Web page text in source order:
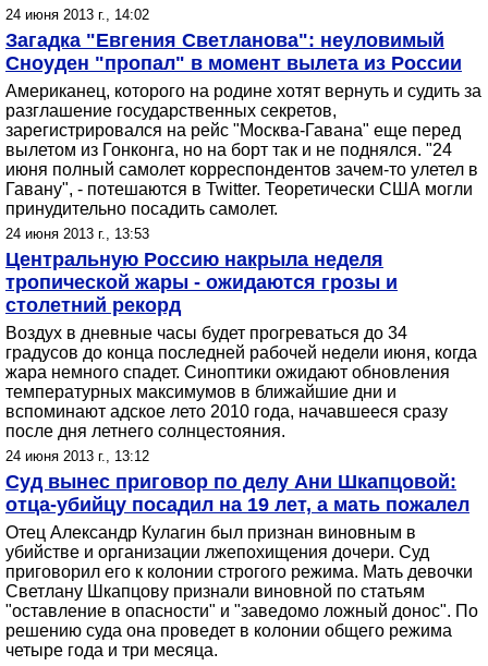
24 июня 2013 г., 14:02
Загадка "Евгения Светланова": неуловимый
Сноуден "пропал" в момент вылета из России
Американец, которого на родине хотят вернуть и судить за
разглашение государственных секретов,
зарегистрировался на рейс "Москва-Гавана" еще перед
вылетом из Гонконга, но на борт так и не поднялся. "24
июня полный самолет корреспондентов зачем-то улетел в
Гавану", - потешаются в Twitter. Теоретически США могли
принудительно посадить самолет.
24 июня 2013 г., 13:53
Центральную Россию накрыла неделя
тропической жары - ожидаются грозы и
столетний рекорд
Воздух в дневные часы будет прогреваться до 34
градусов до конца последней рабочей недели июня, когда
жара немного спадет. Синоптики ожидают обновления
температурных максимумов в ближайшие дни и
вспоминают адское лето 2010 года, начавшееся сразу
после дня летнего солнцестояния.
24 июня 2013 г., 13:12
Суд вынес приговор по делу Ани Шкапцовой:
отца-убийцу посадил на 19 лет, а мать пожалел
Отец Александр Кулагин был признан виновным в
убийстве и организации лжепохищения дочери. Суд
приговорил его к колонии строгого режима. Мать девочки
Светлану Шкапцову признали виновной по статьям
"оставление в опасности" и "заведомо ложный донос". По
решению суда она проведет в колонии общего режима
четыре года и три месяца.